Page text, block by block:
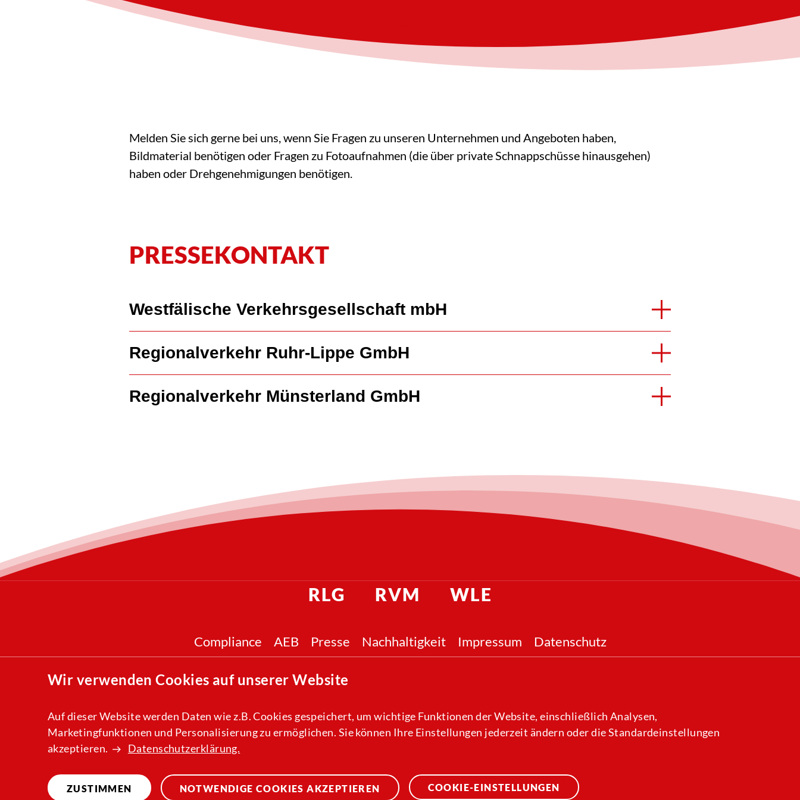
Wir verwenden Cookies auf unserer Website
Auf dieser Website werden Daten wie z.B. Cookies gespeichert, um wichtige Funktionen der Website, einschließlich Analysen,
Marketingfunktionen und Personalisierung zu ermöglichen. Sie können Ihre Einstellungen jederzeit ändern oder die Standardeinstellungen
akzeptieren.
Datenschutzerklärung.
ZUSTIMMEN NOTWENDIGE COOKIES AKZEPTIEREN COOKIE-EINSTELLUNGEN
Melden Sie sich gerne bei uns, wenn Sie Fragen zu unseren Unternehmen und Angeboten haben,
Bildmaterial benötigen oder Fragen zu Fotoaufnahmen (die über private Schnappschüsse hinausgehen)
haben oder Drehgenehmigungen benötigen.
PRESSEKONTAKT
Westfälische Verkehrsgesellschaft mbH
Regionalverkehr Ruhr-Lippe GmbH
Regionalverkehr Münsterland GmbH
RLG RVM WLE
Compliance AEB Presse Nachhaltigkeit Impressum Datenschutz